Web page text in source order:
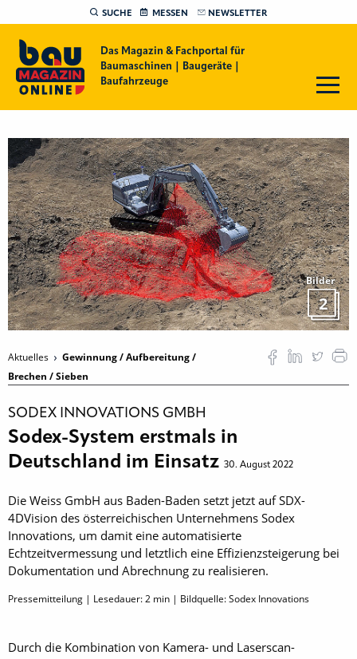
SUCHE MESSEN NEWSLETTER
Das Magazin & Fachportal für
Baumaschinen | Baugeräte |
Baufahrzeuge
Bilder
2
Aktuelles
Gewinnung / Aufbereitung /
Brechen / Sieben
SODEX INNOVATIONS GMBH
Sodex-System erstmals in
Deutschland im Einsatz 30. August 2022
Die Weiss GmbH aus Baden-Baden setzt jetzt auf SDX-
4DVision des österreichischen Unternehmens Sodex
Innovations, um damit eine automatisierte
Echtzeitvermessung und letztlich eine Effizienzsteigerung bei
Dokumentation und Abrechnung zu realisieren.
Pressemitteilung | Lesedauer:2 min | Bildquelle: Sodex Innovations
Durch die Kombination von Kamera- und Laserscan-